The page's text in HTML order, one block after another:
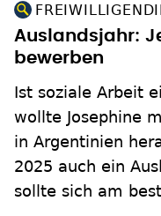
Auslandsjahr:
bewerben
Ist soziale Arbeit
wollte Josephine
in Argentinien
2025 auch ein
sollte sich am